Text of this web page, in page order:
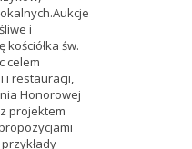
i
św.
celem
i restauracji,
Honorowej
projektem